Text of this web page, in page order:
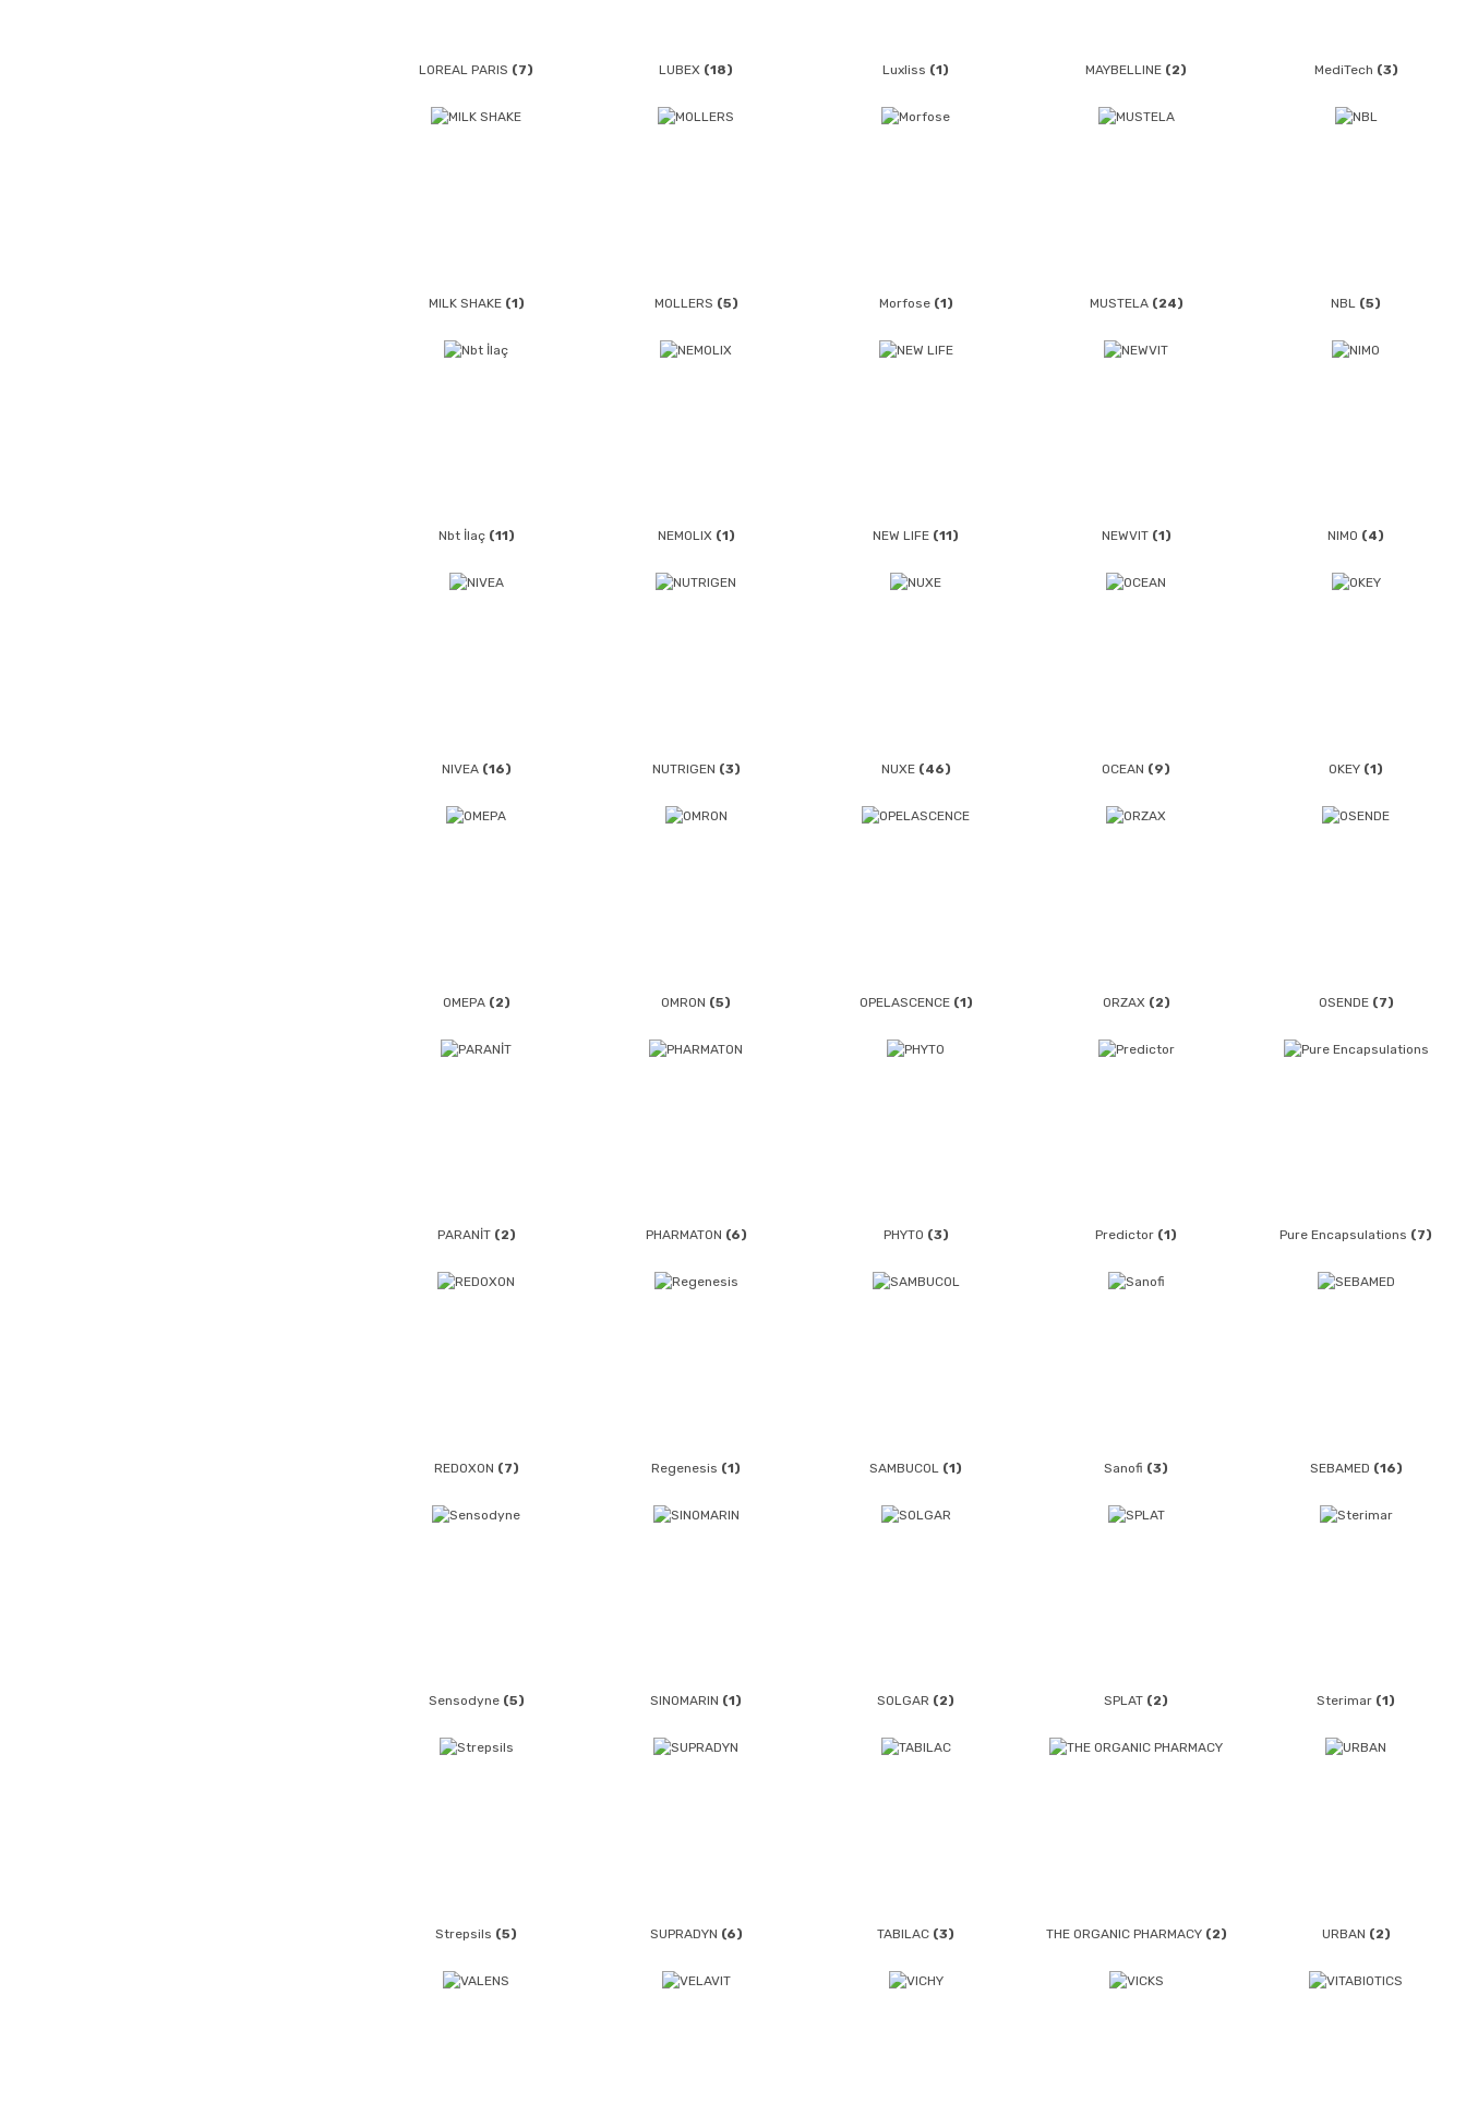
LOREAL PARIS (7) LUBEX (18) Luxliss (1) MAYBELLINE (2) MediTech (3)
MILK SHAKE (1) MOLLERS (5) Morfose (1) MUSTELA (24) NBL (5)
Nbt İlaç (11) NEMOLIX (1) NEW LIFE (11) NEWVIT (1) NIMO (4)
NIVEA (16) NUTRIGEN (3) NUXE (46) OCEAN (9) OKEY (1)
OMEPA (2) OMRON (5) OPELASCENCE (1) ORZAX (2) OSENDE (7)
PARANİT (2) PHARMATON (6) PHYTO (3) Predictor (1) Pure Encapsulations (7)
REDOXON (7) Regenesis (1) SAMBUCOL (1) Sanofi (3) SEBAMED (16)
Sensodyne (5) SINOMARIN (1) SOLGAR (2) SPLAT (2) Sterimar (1)
Strepsils (5) SUPRADYN (6) TABILAC (3) THE ORGANIC PHARMACY (2) URBAN (2)